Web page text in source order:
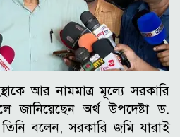
আর নামমাত্র মূল্যে সরকারি
জানিয়েছেন অর্থ উপদেষ্টা ড.
বলেন, সরকারি জমি যারাই